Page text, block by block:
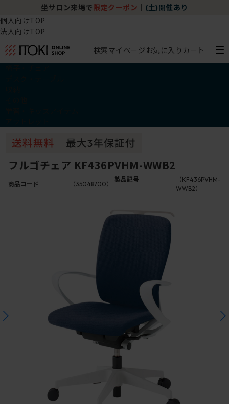
坐サロン来場で 限定クーポン (土)開催あり
個人向けTOP
法人向けTOP
検索マイページ お気に入り カート
フルゴチェア KF436PVHM-WWB2
商品コード （35048700）
製品記号
（KF436PVHM-
WWB2）